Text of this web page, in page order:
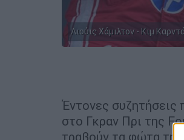
Λιούις Χάμιλτον - Κιμ
Έντονες συζητήσεις
στο Γκραν Πρι της
τραβούν τα φώτα της